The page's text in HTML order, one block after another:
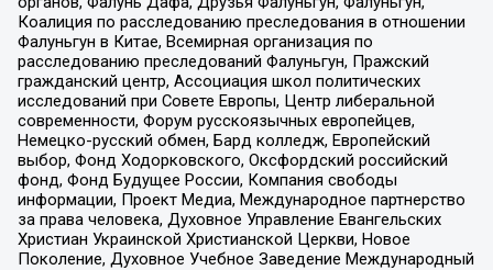
Коалиция по расследованию преследования в отношении
Фалуньгун в Китае, Всемирная организация по
расследованию преследований Фалуньгун, Пражский
гражданский центр, Ассоциация школ политических
исследований при Совете Европы, Центр либеральной
современности, Форум русскоязычных европейцев,
Немецко-русский обмен, Бард колледж, Европейский
выбор, Фонд Ходорковского, Оксфордский российский
фонд, Фонд Будущее России, Компания свободы
информации, Проект Медиа, Международное партнерство
за права человека, Духовное Управление Евангельских
Христиан Украинской Христианской Церкви, Новое
Поколение, Духовное Учебное Заведение Международный